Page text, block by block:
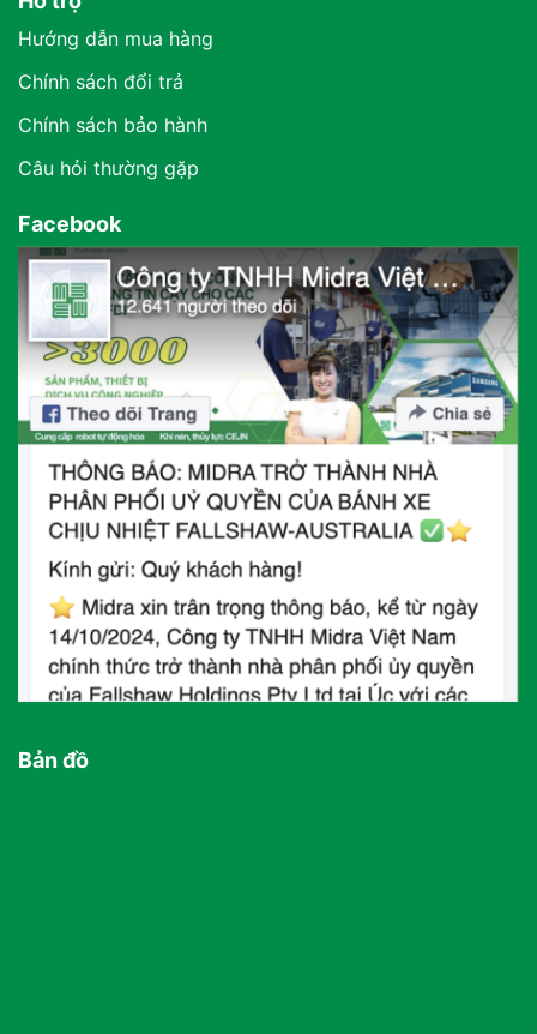
Hướng dẫn mua hàng
Chính sách đổi trả
Chính sách bảo hành
Câu hỏi thường gặp
Facebook
Bản đồ